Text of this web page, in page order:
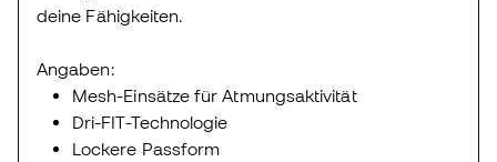
deine Fähigkeiten.
Angaben:
Mesh-Einsätze für Atmungsaktivität
Dri-FIT-Technologie
Lockere Passform